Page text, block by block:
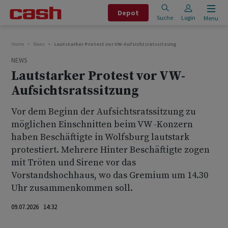
Depot
Suche Login Menu
Home News Lautstarker Protest vor VW-Aufsichtsratssitzung
NEWS
Lautstarker Protest vor VW-
Aufsichtsratssitzung
Vor dem Beginn der Aufsichtsratssitzung zu
möglichen Einschnitten beim VW -Konzern
haben Beschäftigte in Wolfsburg lautstark
protestiert. Mehrere Hinter Beschäftigte zogen
mit Tröten und Sirene vor das
Vorstandshochhaus, wo das Gremium um 14.30
Uhr zusammenkommen soll.
09.07.2026 14:32